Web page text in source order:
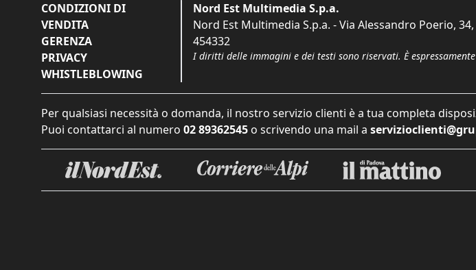
CONDIZIONI DI
VENDITA
GERENZA
PRIVACY
WHISTLEBLOWING
Nord Est Multimedia S.p.a.
Nord Est Multimedia S.p.a. - Via Alessandro Poerio, 34,
454332
I diritti delle immagini e dei testi sono riservati. È
Per qualsiasi necessità o domanda, il nostro servizio clienti è a tua completa
Puoi contattarci al numero 02 89362545 o scrivendo una mail a